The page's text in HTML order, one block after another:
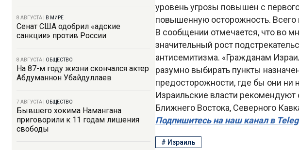
8 АВГУСТА В МИРЕ
Сенат США одобрил «адские
санкции» против России
8 АВГУСТА ОБЩЕСТВО
На 87-м году жизни скончался актер
Абдуманнон Убайдуллаев
7 АВГУСТА ОБЩЕСТВО
Бывшего хокима Намангана
приговорили к 11 годам лишения
свободы
уровень угрозы повышен с
повышенную осторожность. Всего
В сообщении отмечается, что во
значительный рост
антисемитизма. «Гражданам
разумно выбирать пункты
предосторожности, где бы они ни
Израильские власти
Ближнего Востока, Северного
Подпишитесь на наш канал в
# Израиль